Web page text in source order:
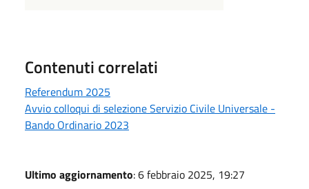
Contenuti correlati
Referendum 2025
Avvio colloqui di selezione Servizio Civile Universale -
Bando Ordinario 2023
Ultimo aggiornamento: 6 febbraio 2025, 19:27